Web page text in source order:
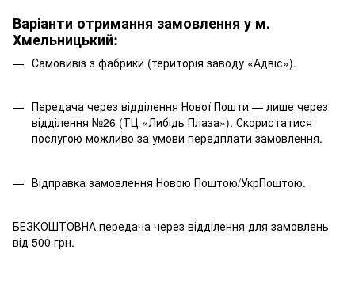
Варіанти отримання замовлення у м.
Хмельницький:
Самовивіз з фабрики (територія заводу «Адвіс»).
Передача через відділення Нової Пошти — лише через
відділення №26 (ТЦ «Либідь Плаза»). Скористатися
послугою можливо за умови передплати замовлення.
Відправка замовлення Новою Поштою/УкрПоштою.
БЕЗКОШТОВНА передача через відділення для замовлень
від 500 грн.